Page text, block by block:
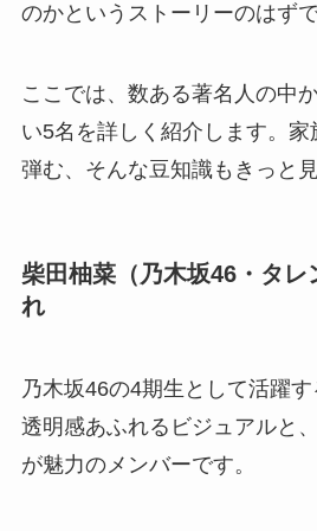
のかというストーリーのはずで
ここでは、数ある著名人の中
い5名を詳しく紹介します。
弾む、そんな豆知識もきっと
柴田柚菜（乃木坂46・タレ
れ
乃木坂46の4期生として活躍す
透明感あふれるビジュアルと
が魅力のメンバーです。